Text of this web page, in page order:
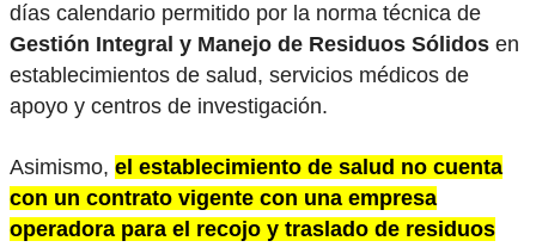
días calendario permitido por la norma técnica de
Gestión Integral y Manejo de Residuos Sólidos en
establecimientos de salud, servicios médicos de
apoyo y centros de investigación.
Asimismo, el establecimiento de salud no cuenta
con un contrato vigente con una empresa
operadora para el recojo y traslado de residuos